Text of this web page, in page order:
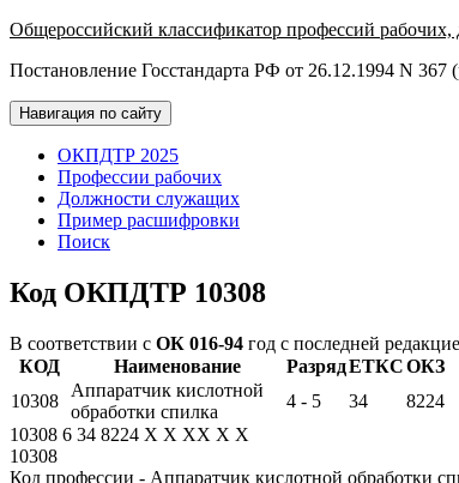
Общероссийский классификатор профессий
Постановление Госстандарта РФ от 26.12.1994 N 367
Навигация по сайту
ОКПДТР 2025
Профессии рабочих
Должности служащих
Пример расшифровки
Поиск
Код ОКПДТР 10308
В соответствии с ОК 016-94 год с последней
КОД
Наименование РазрядЕТКСОКЗ
10308
Аппаратчик кислотной
обработки спилка
4 - 5 34
8224
10308 6 34 8224 X X XX X X
10308
Код профессии - Аппаратчик кислотной обработки